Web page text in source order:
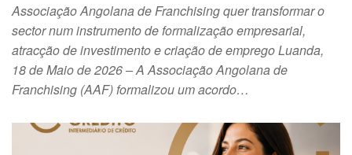
Associação Angolana de Franchising quer transformar o
sector num instrumento de formalização empresarial,
atracção de investimento e criação de emprego Luanda,
18 de Maio de 2026 – A Associação Angolana de
Franchising (AAF) formalizou um acordo…